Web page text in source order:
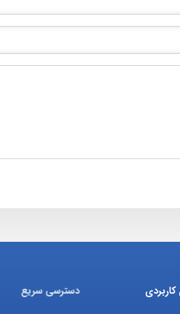
دسترسی سریع